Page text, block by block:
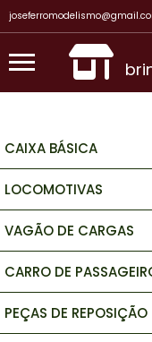
CAIXA BÁSICA
LOCOMOTIVAS
VAGÃO DE CARGAS
CARRO DE
PEÇAS DE REPOSIÇÃO
VAGAO
Há 1 hora